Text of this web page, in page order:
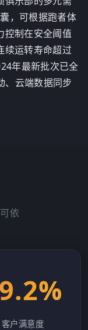
，可根据跑者体
控制在安全阈值
续运转寿命超过
年最新批次已全
、云端数据同步
依
客户满意度